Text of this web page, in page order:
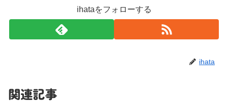
ihataをフォローする
ihata
関連記事